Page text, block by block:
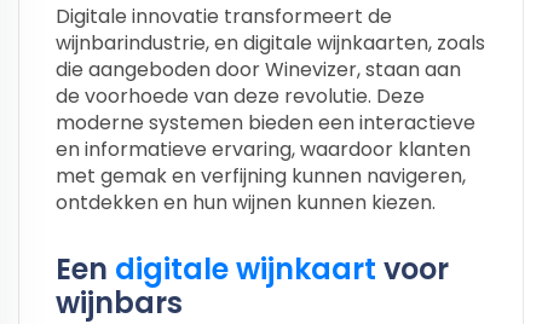
Digitale innovatie transformeert de
wijnbarindustrie, en digitale wijnkaarten, zoals
die aangeboden door Winevizer, staan aan
de voorhoede van deze revolutie. Deze
moderne systemen bieden een interactieve
en informatieve ervaring, waardoor klanten
met gemak en verfijning kunnen navigeren,
ontdekken en hun wijnen kunnen kiezen.
Een digitale wijnkaart voor
wijnbars